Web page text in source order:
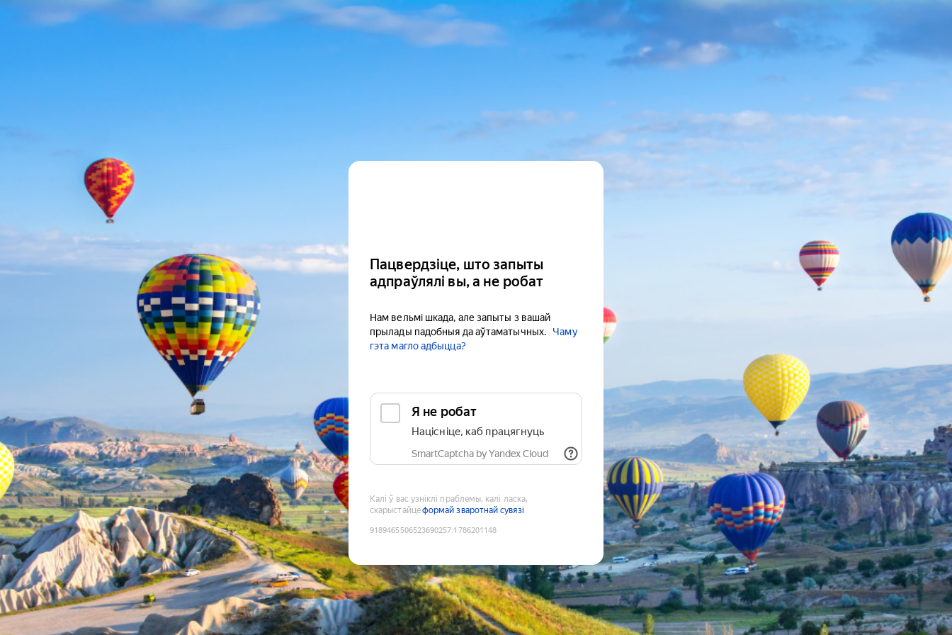
Пацвердзіце, што запыты
адпраўлялі вы, а не робат
Нам вельмі шкада, але запыты з вашай
прылады падобныя да аўтаматычных.
Чаму
гэта магло адбыцца?
Я не робат
Націсніце, каб працягнуць
SmartCaptcha by Yandex Cloud
Калі ў вас узніклі праблемы, калі ласка,
скарыстайцеформай зваротнай сувязі
9189465506523690257:1786201148